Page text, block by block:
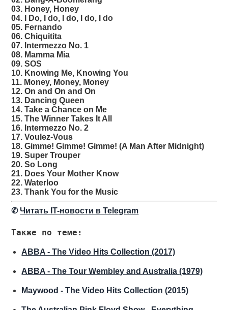
03. Honey, Honey
04. I Do, I do, I do, I do, I do
05. Fernando
06. Chiquitita
07. Intermezzo No. 1
08. Mamma Mia
09. SOS
10. Knowing Me, Knowing You
11. Money, Money, Money
12. On and On and On
13. Dancing Queen
14. Take a Chance on Me
15. The Winner Takes It All
16. Intermezzo No. 2
17. Voulez-Vous
18. Gimme! Gimme! Gimme! (A Man After Midnight)
19. Super Trouper
20. So Long
21. Does Your Mother Know
22. Waterloo
23. Thank You for the Music
✆Читать IT-новости в Telegram
Также по теме:
ABBA - The Video Hits Collection (2017)
ABBA - The Tour Wembley and Australia (1979)
Maywood - The Video Hits Collection (2015)